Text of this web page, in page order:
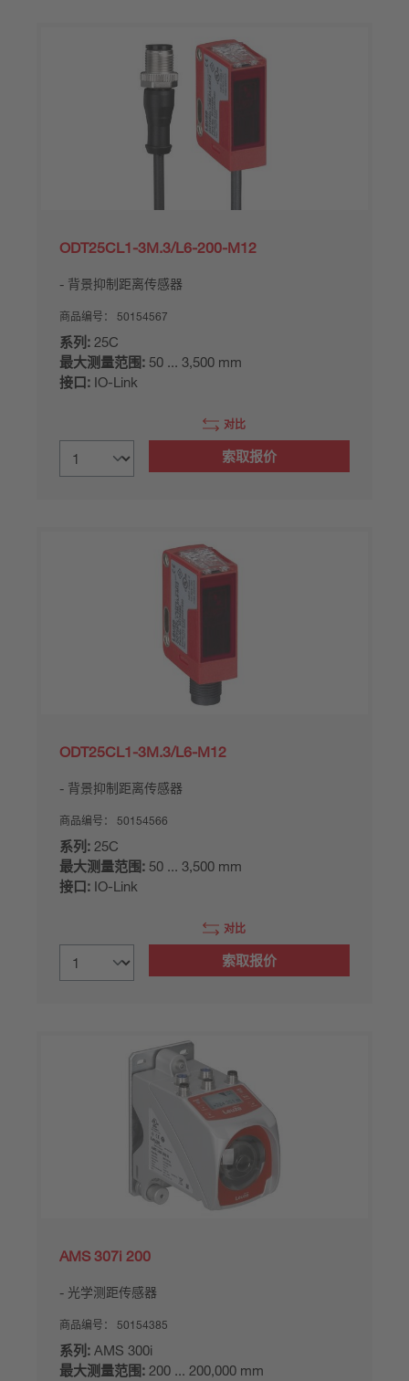
ODT25CL1-3M.3/L6-200-M12
背景抑制距离传感器
商品编号： 50154567
系列: 25C
最大测量范围: 50 ... 3,500 mm
接口: IO-Link
对比
索取报价
ODT25CL1-3M.3/L6-M12
背景抑制距离传感器
商品编号： 50154566
系列: 25C
最大测量范围: 50 ... 3,500 mm
接口: IO-Link
对比
索取报价
AMS 307i 200
光学测距传感器
商品编号： 50154385
系列: AMS 300i
最大测量范围: 200 ... 200,000 mm